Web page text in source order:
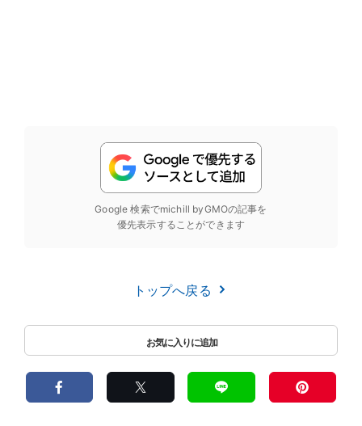
Google 検索でmichill byGMOの記事を
優先表示することができます
トップへ戻る